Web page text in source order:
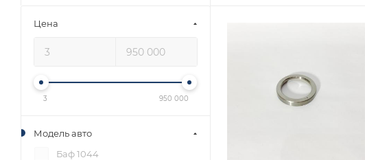
Цена
3 950 000
Модель авто
Баф 1044